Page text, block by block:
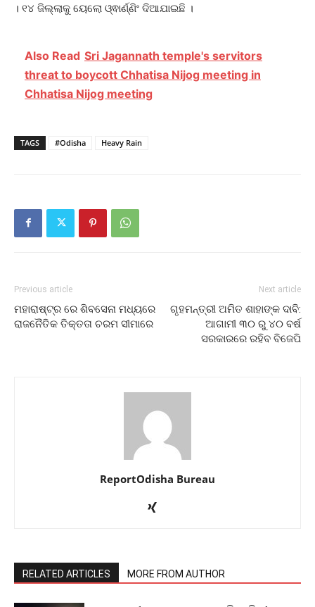
। ୧୪ ଜିଲ୍ଲାକୁ ୟେଲୋ ଓ୍ଵାର୍ଣ୍ଣିଂ ଦିଆଯାଇଛି ।
Also Read Sri Jagannath temple's servitors
threat to boycott Chhatisa Nijog meeting in
Chhatisa Nijog meeting
TAGS #Odisha Heavy Rain
Previous article
ମହାରାଷ୍ଟ୍ର ରେ ଶିବସେନା ମଧ୍ୟରେ
ରାଜନୈତିକ ତିକ୍ତତା ଚରମ ସୀମାରେ
Next article
ଗୃହମନ୍ତ୍ରୀ ଅମିତ ଶାହାଙ୍କ ଦାବି:
ଆଗାମୀ ୩୦ ରୁ ୪୦ ବର୍ଷ
ସରକାରରେ ରହିବ ବିଜେପି
ReportOdisha Bureau
RELATED ARTICLES MORE FROM AUTHOR